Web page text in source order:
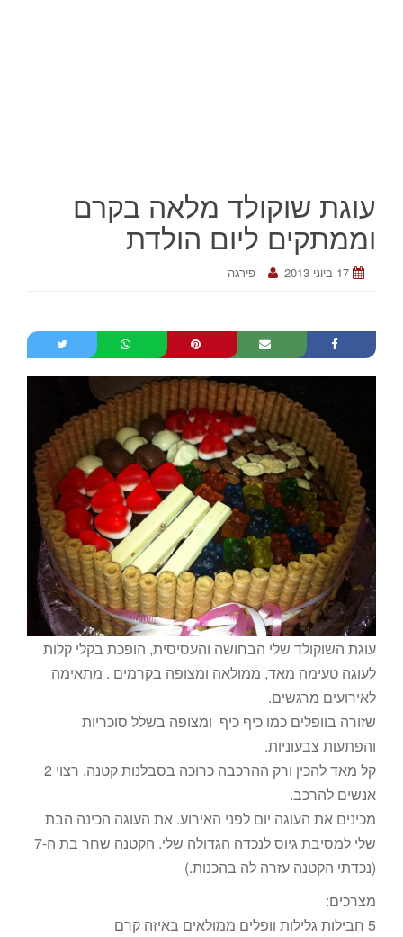
עוגת שוקולד מלאה בקרם
וממתקים ליום הולדת
17 ביוני 2013 פירגה
עוגת השוקולד שלי הבחושה והעסיסית, הופכת בקלי קלות
לעוגה טעימה מאד, ממולאה ומצופה בקרמים . מתאימה
לאירועים מרגשים.
שזורה בוופלים כמו כיף כיף ומצופה בשלל סוכריות
והפתעות צבעוניות.
קל מאד להכין ורק ההרכבה כרוכה בסבלנות קטנה. רצוי 2
אנשים להרכב.
מכינים את העוגה יום לפני האירוע. את העוגה הכינה הבת
שלי למסיבת גיוס לנכדה הגדולה שלי. הקטנה שחר בת ה-7
(נכדתי הקטנה עזרה לה בהכנות.)
מצרכים:
5 חבילות גלילות וופלים ממולאים באיזה קרם